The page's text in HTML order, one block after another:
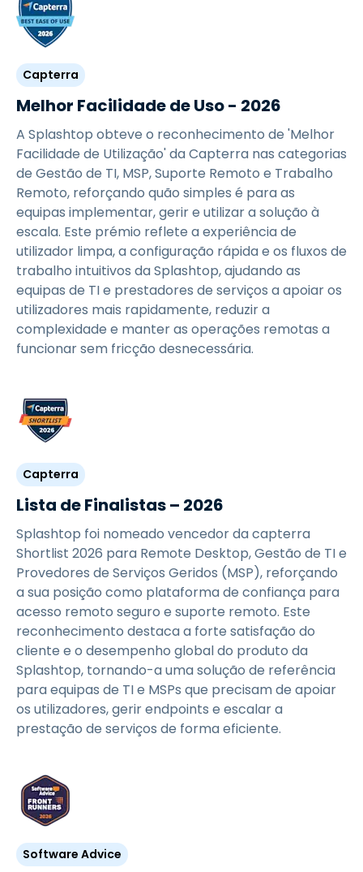
Capterra
Melhor Facilidade de Uso - 2026
A Splashtop obteve o reconhecimento de 'Melhor
Facilidade de Utilização' da Capterra nas categorias
de Gestão de TI, MSP, Suporte Remoto e Trabalho
Remoto, reforçando quão simples é para as
equipas implementar, gerir e utilizar a solução à
escala. Este prémio reflete a experiência de
utilizador limpa, a configuração rápida e os fluxos de
trabalho intuitivos da Splashtop, ajudando as
equipas de TI e prestadores de serviços a apoiar os
utilizadores mais rapidamente, reduzir a
complexidade e manter as operações remotas a
funcionar sem fricção desnecessária.
Capterra
Lista de Finalistas – 2026
Splashtop foi nomeado vencedor da capterra
Shortlist 2026 para Remote Desktop, Gestão de TI e
Provedores de Serviços Geridos (MSP), reforçando
a sua posição como plataforma de confiança para
acesso remoto seguro e suporte remoto. Este
reconhecimento destaca a forte satisfação do
cliente e o desempenho global do produto da
Splashtop, tornando-a uma solução de referência
para equipas de TI e MSPs que precisam de apoiar
os utilizadores, gerir endpoints e escalar a
prestação de serviços de forma eficiente.
Software Advice